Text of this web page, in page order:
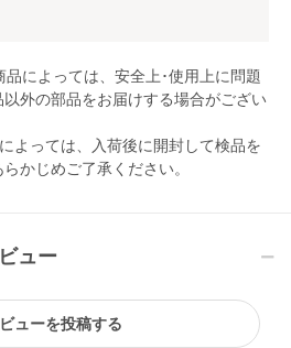
によっては、安全上･使用上に問題
外の部品をお届けする場合がござい
よっては、入荷後に開封して検品を
かじめご了承ください。
ュー
ューを投稿する